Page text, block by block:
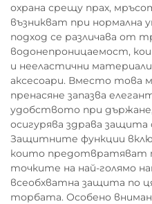
охрана срещу прах,
възникват при нормална
подход се различава от
водонепроницаемост,
и нееластични
аксесоари. Вместо това
пренасяне запазва
удобството при
осигурява здрава
Защитните функции
които предотвратяват
точките на най-голямо
всеобхватна защита по
торбата. Особено